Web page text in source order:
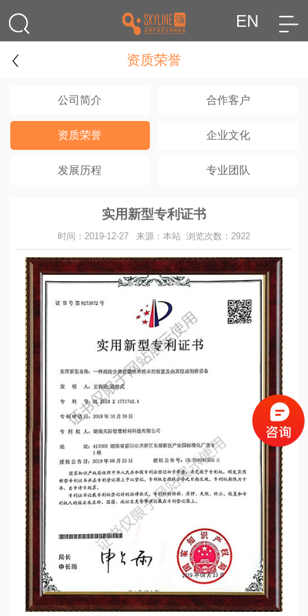
EN
资质荣誉
公司简介 合作客户
资质荣誉 企业文化
发展历程 专业团队
实用新型专利证书
时间：2019-12-27 来源：本站 浏览次数：2922